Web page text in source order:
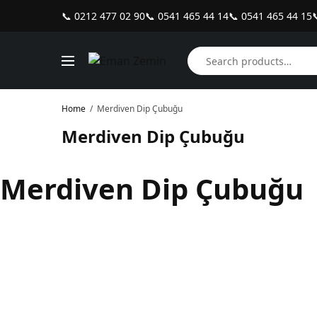
📞 0212 477 02 90📞 0541 465 44 14📞 0541 465 44 15
Home / Merdiven Dip Çubuğu
Merdiven Dip Çubuğu
Merdiven Dip Çubuğu